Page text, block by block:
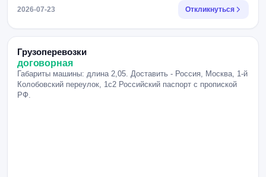
2026-07-23 Откликнуться
Грузоперевозки
договорная
Габариты машины: длина 2,05. Доставить - Россия, Москва, 1-й
Колобовский переулок, 1с2 Российский паспорт с пропиской
РФ.